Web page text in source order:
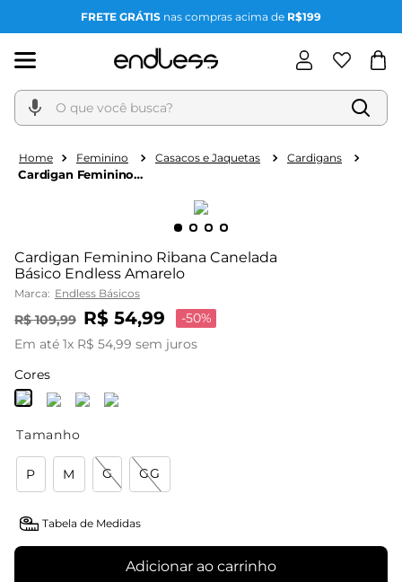
FRETE GRÁTIS nas compras acima de R$199
O que você busca?
Feminino Casacos e Jaquetas Cardigans
Cardigan Feminino
Cardigan Feminino Ribana Canelada
Básico Endless Amarelo
Marca: Endless Básicos
R$ 109,99 R$ 54,99 -50%
Em até 1x R$ 54,99 sem juros
Cores
Tamanho
P M G GG
Tabela de Medidas
Adicionar ao carrinho